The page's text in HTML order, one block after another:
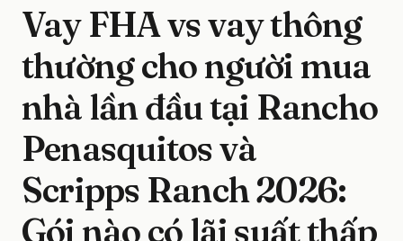
Vay FHA vs vay thông
thường cho người mua
nhà lần đầu tại Rancho
Penasquitos và
Scripps Ranch 2026:
Gói nào có lãi suất thấp